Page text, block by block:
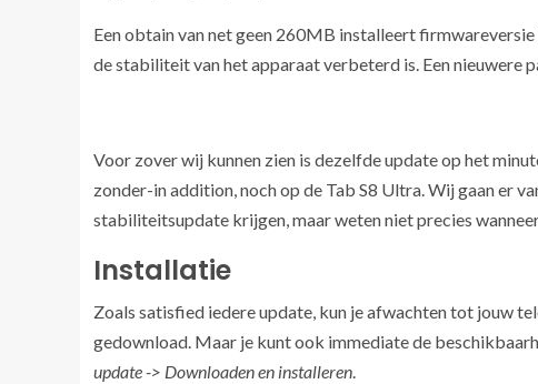
Een obtain van net geen 260MB installeert
de stabiliteit van het apparaat verbeterd is. Een nieuwere
Voor zover wij kunnen zien is dezelfde update op het
zonder-in addition, noch op de Tab S8 Ultra. Wij gaan er
stabiliteitsupdate krijgen, maar weten niet precies
Installatie
Zoals satisfied iedere update, kun je afwachten tot jouw
gedownload. Maar je kunt ook immediate de
update -> Downloaden en installeren.